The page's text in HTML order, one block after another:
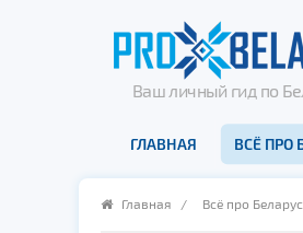
Ваш личный гид по
ГЛАВНАЯ ВСЁ ПРО
Главная / Всё про